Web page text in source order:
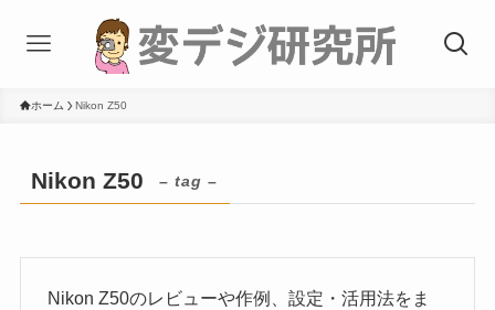
ホーム Nikon Z50
Nikon Z50 – tag –
Nikon Z50のレビューや作例、設定・活用法をま